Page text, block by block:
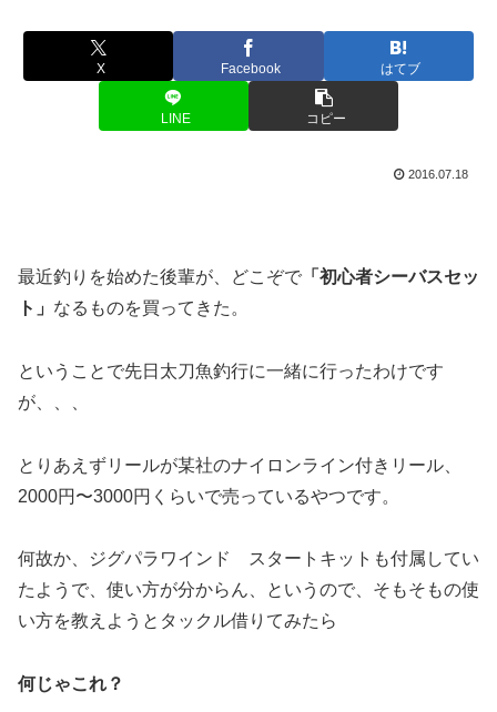
X Facebook はてブ
LINE コピー
2016.07.18
最近釣りを始めた後輩が、どこぞで 「初心者シーバスセッ
ト」 なるものを買ってきた。
ということで先日太刀魚釣行に一緒に行ったわけです
が、、、
とりあえずリールが某社のナイロンライン付きリール、
2000円〜3000円くらいで売っているやつです。
何故か、ジグパラワインド スタートキットも付属してい
たようで、使い方が分からん、というので、そもそもの使
い方を教えようとタックル借りてみたら
何じゃこれ？